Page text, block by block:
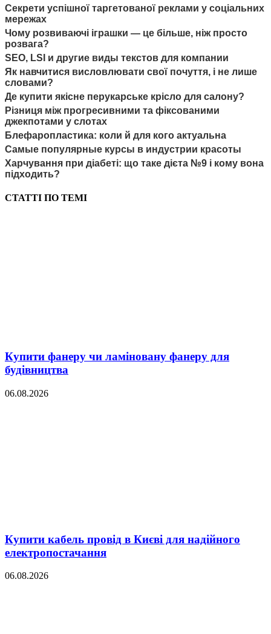
Секрети успішної таргетованої реклами у соціальних
мережах
Чому розвиваючі іграшки — це більше, ніж просто
розвага?
SEO, LSI и другие виды текстов для компании
Як навчитися висловлювати свої почуття, і не лише
словами?
Де купити якісне перукарське крісло для салону?
Різниця між прогресивними та фіксованими
джекпотами у слотах
Блефаропластика: коли й для кого актуальна
Самые популярные курсы в индустрии красоты
Харчування при діабеті: що таке дієта №9 і кому вона
підходить?
СТАТТІ ПО ТЕМІ
Купити фанеру чи ламіновану фанеру для
будівництва
06.08.2026
Купити кабель провід в Києві для надійного
електропостачання
06.08.2026